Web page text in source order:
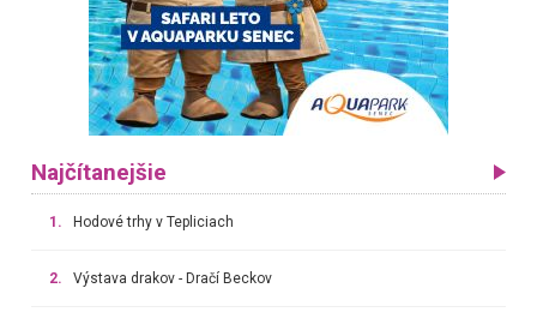
Najčítanejšie
1. Hodové trhy v Tepliciach
2. Výstava drakov - Dračí Beckov